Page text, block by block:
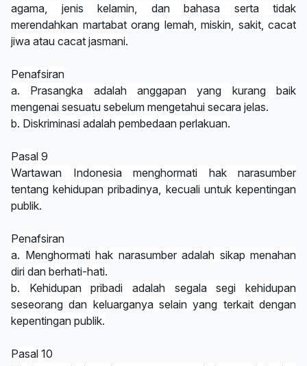
agama, jenis kelamin, dan bahasa serta tidak
merendahkan martabat orang lemah, miskin, sakit, cacat
jiwa atau cacat jasmani.
Penafsiran
a. Prasangka adalah anggapan yang kurang baik
mengenai sesuatu sebelum mengetahui secara jelas.
b. Diskriminasi adalah pembedaan perlakuan.
Pasal 9
Wartawan Indonesia menghormati hak narasumber
tentang kehidupan pribadinya, kecuali untuk kepentingan
publik.
Penafsiran
a. Menghormati hak narasumber adalah sikap menahan
diri dan berhati-hati.
b. Kehidupan pribadi adalah segala segi kehidupan
seseorang dan keluarganya selain yang terkait dengan
kepentingan publik.
Pasal 10